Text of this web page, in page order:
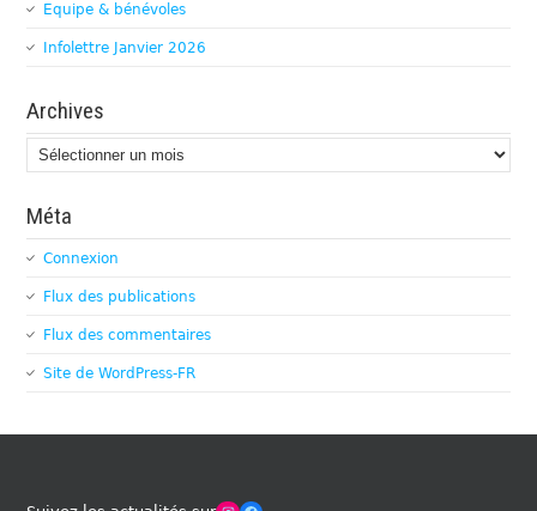
Equipe & bénévoles
Infolettre Janvier 2026
Archives
Archives
Méta
Connexion
Flux des publications
Flux des commentaires
Site de WordPress-FR